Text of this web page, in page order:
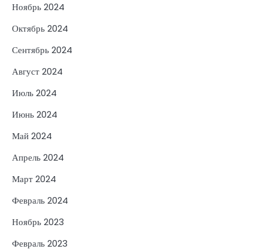
Ноябрь 2024
Октябрь 2024
Сентябрь 2024
Август 2024
Июль 2024
Июнь 2024
Май 2024
Апрель 2024
Март 2024
Февраль 2024
Ноябрь 2023
Февраль 2023